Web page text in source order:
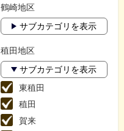
鶴崎地区
サブカテゴリを表示
稙田地区
サブカテゴリを表示
東稙田
稙田
賀来